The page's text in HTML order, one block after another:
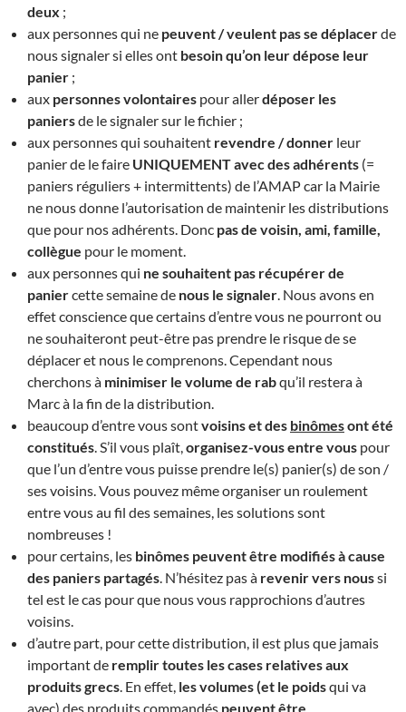
deux ;
aux personnes qui ne peuvent / veulent pas se déplacerde
nous signaler si elles ont besoin qu’on leur dépose leur
panier ;
aux personnes volontaires pour allerdéposer les
paniersde le signaler sur le fichier ;
aux personnes qui souhaitent revendre / donner leur
panier de le faire UNIQUEMENT avec des adhérents (=
paniers réguliers + intermittents) de l’AMAP car la Mairie
ne nous donne l’autorisation de maintenir les distributions
que pour nos adhérents. Donc pas de voisin, ami, famille,
collègue pour le moment.
aux personnes qui ne souhaitent pas récupérer de
paniercette semaine de nous le signaler. Nous avons en
effet conscience que certains d’entre vous ne pourront ou
ne souhaiteront peut-être pas prendre le risque de se
déplacer et nous le comprenons. Cependant nous
cherchons à minimiser le volume de rabqu’il restera à
Marc à la fin de la distribution.
beaucoup d’entre vous sontvoisins et des binômesont été
constitués. S’il vous plaît,organisez-vous entre vous pour
que l’un d’entre vous puisse prendre le(s) panier(s) de son /
ses voisins. Vous pouvez même organiser un roulement
entre vous au fil des semaines, les solutions sont
nombreuses !
pour certains, les binômes peuvent être modifiés à cause
des paniers partagés. N’hésitez pas à revenir vers noussi
tel est le cas pour que nous vous rapprochions d’autres
voisins.
d’autre part, pour cette distribution, il est plus que jamais
important de remplir toutes les cases relatives aux
produits grecs. En effet, les volumes (et le poidsqui va
avec) des produits commandés peuvent être